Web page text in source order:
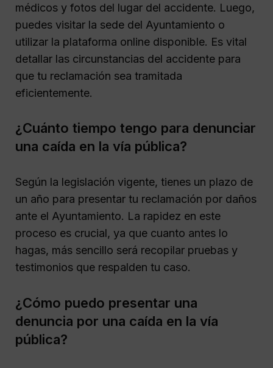
médicos y fotos del lugar del accidente. Luego,
puedes visitar la sede del Ayuntamiento o
utilizar la plataforma online disponible. Es vital
detallar las circunstancias del accidente para
que tu reclamación sea tramitada
eficientemente.
¿Cuánto tiempo tengo para denunciar
una caída en la vía pública?
Según la legislación vigente, tienes un plazo de
un año para presentar tu reclamación por daños
ante el Ayuntamiento. La rapidez en este
proceso es crucial, ya que cuanto antes lo
hagas, más sencillo será recopilar pruebas y
testimonios que respalden tu caso.
¿Cómo puedo presentar una
denuncia por una caída en la vía
pública?